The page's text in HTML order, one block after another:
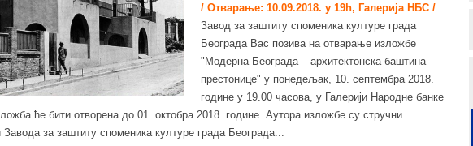
/ Отварање: 10.09.2018. у 19h, Галерија НБС /
Завод за заштиту споменика културе града
Београда Вас позива на отварање изложбе
"Модерна Београда – архитектонска баштина
престонице" у понедељак, 10. септембра 2018.
године у 19.00 часова, у Галерији Народне банке
ће бити отворена до 01. октобра 2018. године. Аутора изложбе су стручни
Завода за заштиту споменика културе града Београда...